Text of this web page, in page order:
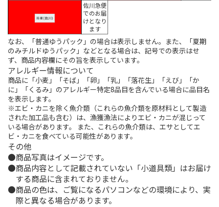
佐川急便
でのお届
けとなり
ます
なお、「普通ゆうパック」の場合は表示しません。また、「夏期
のみチルドゆうパック」などとなる場合は、記号での表示はせ
ず、商品内容欄にその旨を表示しています。
アレルギー情報について
商品に「小麦」「そば」「卵」「乳」「落花生」「えび」「か
に」「くるみ」のアレルギー特定8品目を含んでいる場合に品目名
を表示します。
※エビ・カニを除く魚介類（これらの魚介類を原材料として製造
された加工品も含む）は、漁獲漁法によりエビ・カニが混じって
いる場合があります。 また、これらの魚介類は、エサとしてエ
ビ・カニを食べている可能性があります。
その他
商品写真はイメージです。
商品内容として記載されていない「小道具類」はお届け
する商品に含まれておりません。
商品の色は、ご覧になるパソコンなどの環境により、実
際と異なる場合があります。